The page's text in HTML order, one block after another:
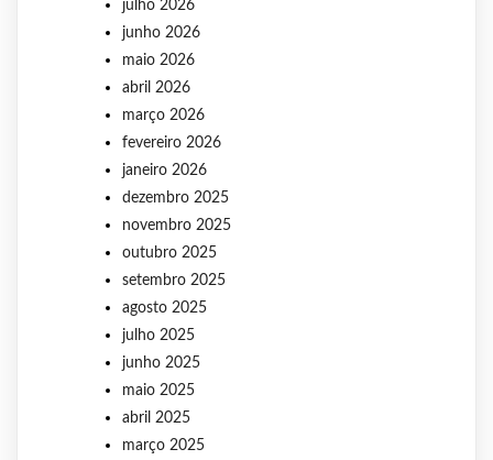
julho 2026
junho 2026
maio 2026
abril 2026
março 2026
fevereiro 2026
janeiro 2026
dezembro 2025
novembro 2025
outubro 2025
setembro 2025
agosto 2025
julho 2025
junho 2025
maio 2025
abril 2025
março 2025